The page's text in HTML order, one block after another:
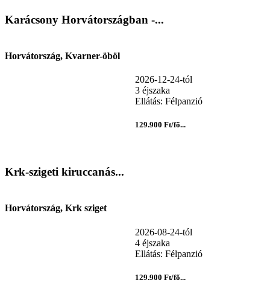
Karácsony Horvátországban -...
Horvátország, Kvarner-öböl
2026-12-24-tól
3 éjszaka
Ellátás: Félpanzió
129.900 Ft/fő...
Krk-szigeti kiruccanás...
Horvátország, Krk sziget
2026-08-24-tól
4 éjszaka
Ellátás: Félpanzió
129.900 Ft/fő...